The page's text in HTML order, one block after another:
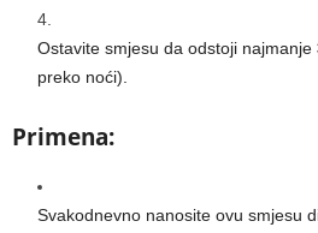
Ostavite smjesu da odstoji najmanje
preko noći).
Primena:
Svakodnevno nanosite ovu smjesu